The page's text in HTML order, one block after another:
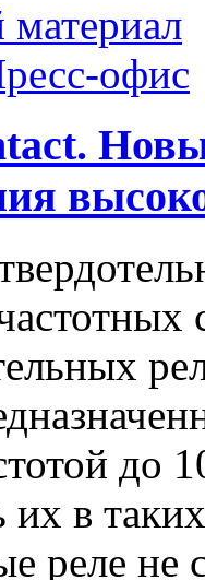
материал
офис
до
их в
реле